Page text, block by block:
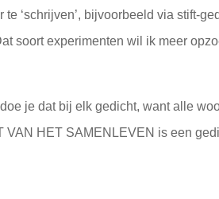
‘schrijven’, bijvoorbeeld via stift-
soort experimenten wil ik meer
je dat bij elk gedicht, want alle
HET SAMENLEVEN is een